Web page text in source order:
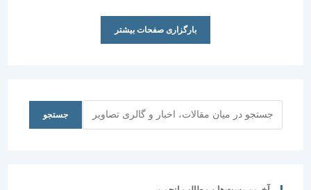
بارگزاری صفحات بیشتر
جستجو